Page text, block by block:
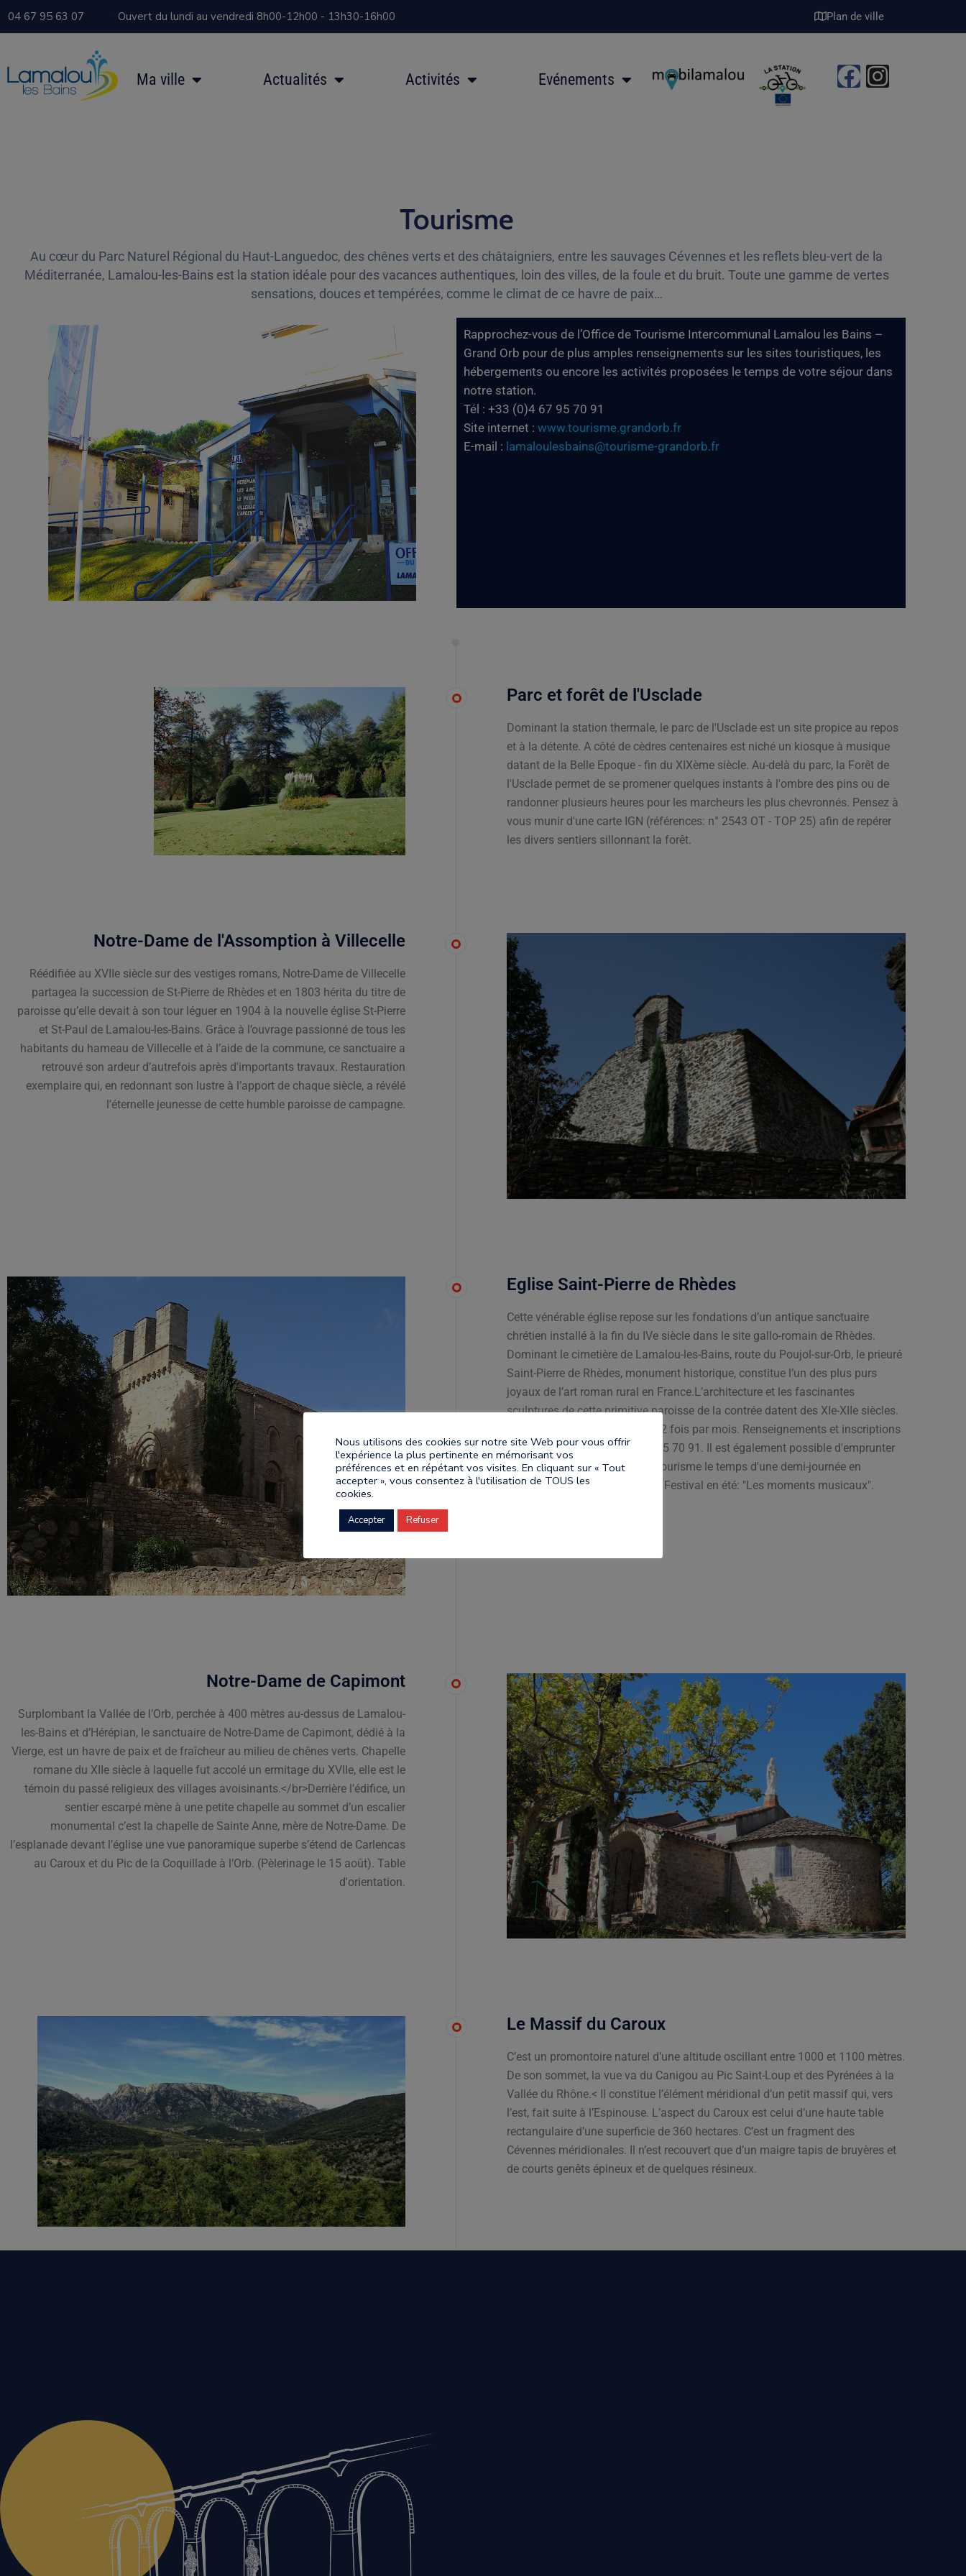
04 67 95 63 07 Ouvert du lundi au vendredi 8h00-12h00 - 13h30-16h00 Plan de ville
Ma ville Actualités Activités Evénements
Tourisme
Au cœur du Parc Naturel Régional du Haut-Languedoc, des chênes verts et des châtaigniers, entre les sauvages Cévennes et les reflets bleu-vert de la
Méditerranée, Lamalou-les-Bains est la station idéale pour des vacances authentiques, loin des villes, de la foule et du bruit. Toute une gamme de vertes
sensations, douces et tempérées, comme le climat de ce havre de paix…
Rapprochez-vous de l’Office de Tourisme Intercommunal Lamalou les Bains –
Grand Orb pour de plus amples renseignements sur les sites touristiques, les
hébergements ou encore les activités proposées le temps de votre séjour dans
notre station.
Tél : +33 (0)4 67 95 70 91
Site internet : www.tourisme.grandorb.fr
E-mail : lamaloulesbains@tourisme-grandorb.fr
Parc et forêt de l'Usclade
Dominant la station thermale, le parc de l'Usclade est un site propice au repos
et à la détente. A côté de cèdres centenaires est niché un kiosque à musique
datant de la Belle Epoque - fin du XIXème siècle. Au-delà du parc, la Forêt de
l'Usclade permet de se promener quelques instants à l'ombre des pins ou de
randonner plusieurs heures pour les marcheurs les plus chevronnés. Pensez à
vous munir d'une carte IGN (références: n° 2543 OT - TOP 25) afin de repérer
les divers sentiers sillonnant la forêt.
Notre-Dame de l'Assomption à Villecelle
Réédifiée au XVIIe siècle sur des vestiges romans, Notre-Dame de Villecelle
partagea la succession de St-Pierre de Rhèdes et en 1803 hérita du titre de
paroisse qu’elle devait à son tour léguer en 1904 à la nouvelle église St-Pierre
et St-Paul de Lamalou-les-Bains. Grâce à l’ouvrage passionné de tous les
habitants du hameau de Villecelle et à l’aide de la commune, ce sanctuaire a
retrouvé son ardeur d’autrefois après d'importants travaux. Restauration
exemplaire qui, en redonnant son lustre à l’apport de chaque siècle, a révélé
l’éternelle jeunesse de cette humble paroisse de campagne.
Eglise Saint-Pierre de Rhèdes
Cette vénérable église repose sur les fondations d’un antique sanctuaire
chrétien installé à la fin du IVe siècle dans le site gallo-romain de Rhèdes.
Dominant le cimetière de Lamalou-les-Bains, route du Poujol-sur-Orb, le prieuré
Saint-Pierre de Rhèdes, monument historique, constitue l’un des plus purs
joyaux de l’art roman rural en France.L’architecture et les fascinantes
sculptures de cette primitive paroisse de la contrée datent des XIe-XIIe siècles.
Visite commentée gratuite 1 à 2 fois par mois. Renseignements et inscriptions
à l'Office de Tourisme : 04 67 95 70 91. Il est également possible d'emprunter
la clé de l'édifice à l'Office de Tourisme le temps d'une demi-journée en
échange d'une pièce d'identité. Festival en été: "Les moments musicaux".
Notre-Dame de Capimont
Surplombant la Vallée de l’Orb, perchée à 400 mètres au-dessus de Lamalou-
les-Bains et d’Hérépian, le sanctuaire de Notre-Dame de Capimont, dédié à la
Vierge, est un havre de paix et de fraîcheur au milieu de chênes verts. Chapelle
romane du XIIe siècle à laquelle fut accolé un ermitage du XVIIe, elle est le
témoin du passé religieux des villages avoisinants.</br>Derrière l’édifice, un
sentier escarpé mène à une petite chapelle au sommet d’un escalier
monumental c’est la chapelle de Sainte Anne, mère de Notre-Dame. De
l’esplanade devant l’église une vue panoramique superbe s’étend de Carlencas
au Caroux et du Pic de la Coquillade à l’Orb. (Pèlerinage le 15 août). Table
d'orientation.
Le Massif du Caroux
C’est un promontoire naturel d’une altitude oscillant entre 1000 et 1100 mètres.
De son sommet, la vue va du Canigou au Pic Saint-Loup et des Pyrénées à la
Vallée du Rhône.< Il constitue l’élément méridional d’un petit massif qui, vers
l’est, fait suite à l’Espinouse. L’aspect du Caroux est celui d’une haute table
rectangulaire d’une superficie de 360 hectares. C’est un fragment des
Cévennes méridionales. Il n’est recouvert que d’un maigre tapis de bruyères et
de courts genêts épineux et de quelques résineux.
Nous utilisons des cookies sur notre site Web pour vous offrir
l'expérience la plus pertinente en mémorisant vos
préférences et en répétant vos visites. En cliquant sur « Tout
accepter », vous consentez à l'utilisation de TOUS les
cookies.
Accepter Refuser